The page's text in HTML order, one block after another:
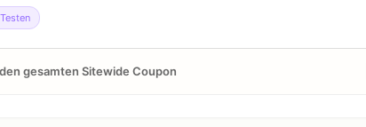
gesamten Sitewide Coupon